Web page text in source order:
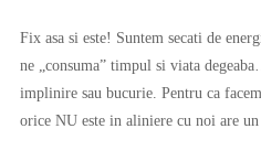
Fix asa si este! Suntem secati de
ne „consuma” timpul si viata
implinire sau bucurie. Pentru ca
orice NU este in aliniere cu noi are